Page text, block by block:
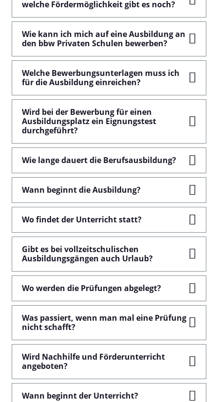
welche Fördermöglichkeit gibt es noch?
Wie kann ich mich auf eine Ausbildung an
den bbw Privaten Schulen bewerben?
Welche Bewerbungsunterlagen muss ich
für die Ausbildung einreichen?
Wird bei der Bewerbung für einen
Ausbildungsplatz ein Eignungstest
durchgeführt?
Wie lange dauert die Berufsausbildung?
Wann beginnt die Ausbildung?
Wo findet der Unterricht statt?
Gibt es bei vollzeitschulischen
Ausbildungsgängen auch Urlaub?
Wo werden die Prüfungen abgelegt?
Was passiert, wenn man mal eine Prüfung
nicht schafft?
Wird Nachhilfe und Förderunterricht
angeboten?
Wann beginnt der Unterricht?